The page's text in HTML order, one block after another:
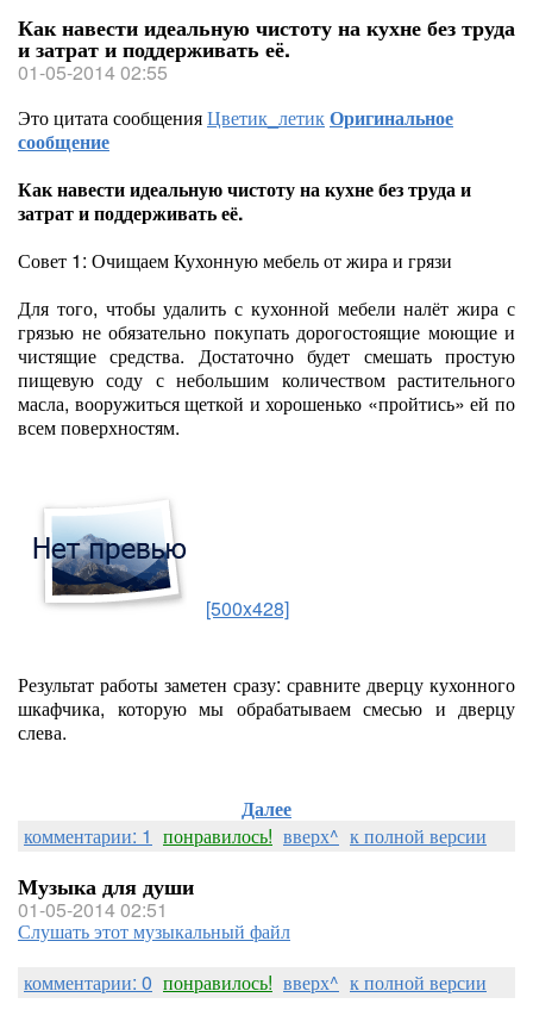
Как навести идеальную чистоту на кухне без труда
и затрат и поддерживать её.
01-05-2014 02:55
Это цитата сообщенияЦветик_летикОригинальное
сообщение
Как навести идеальную чистоту на кухне без труда и
затрат и поддерживать её.
Совет 1: Очищаем Кухонную мебель от жира и грязи
Для того, чтобы удалить с кухонной мебели налёт жира с
грязью не обязательно покупать дорогостоящие моющие и
чистящие средства. Достаточно будет смешать простую
пищевую соду с небольшим количеством растительного
масла, вооружиться щеткой и хорошенько «пройтись» ей по
всем поверхностям.
[500x428]
Результат работы заметен сразу: сравните дверцу кухонного
шкафчика, которую мы обрабатываем смесью и дверцу
слева.
Далее
комментарии: 1 понравилось! вверх^ к полной версии
Музыка для души
01-05-2014 02:51
Слушать этот музыкальный файл
комментарии: 0 понравилось! вверх^ к полной версии